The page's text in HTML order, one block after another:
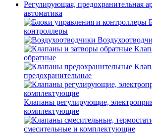
Регулирующая, предохранительная
автоматика
контроллеры
обратные
предохранительные
Клапаны регулирующие,
комплектующие